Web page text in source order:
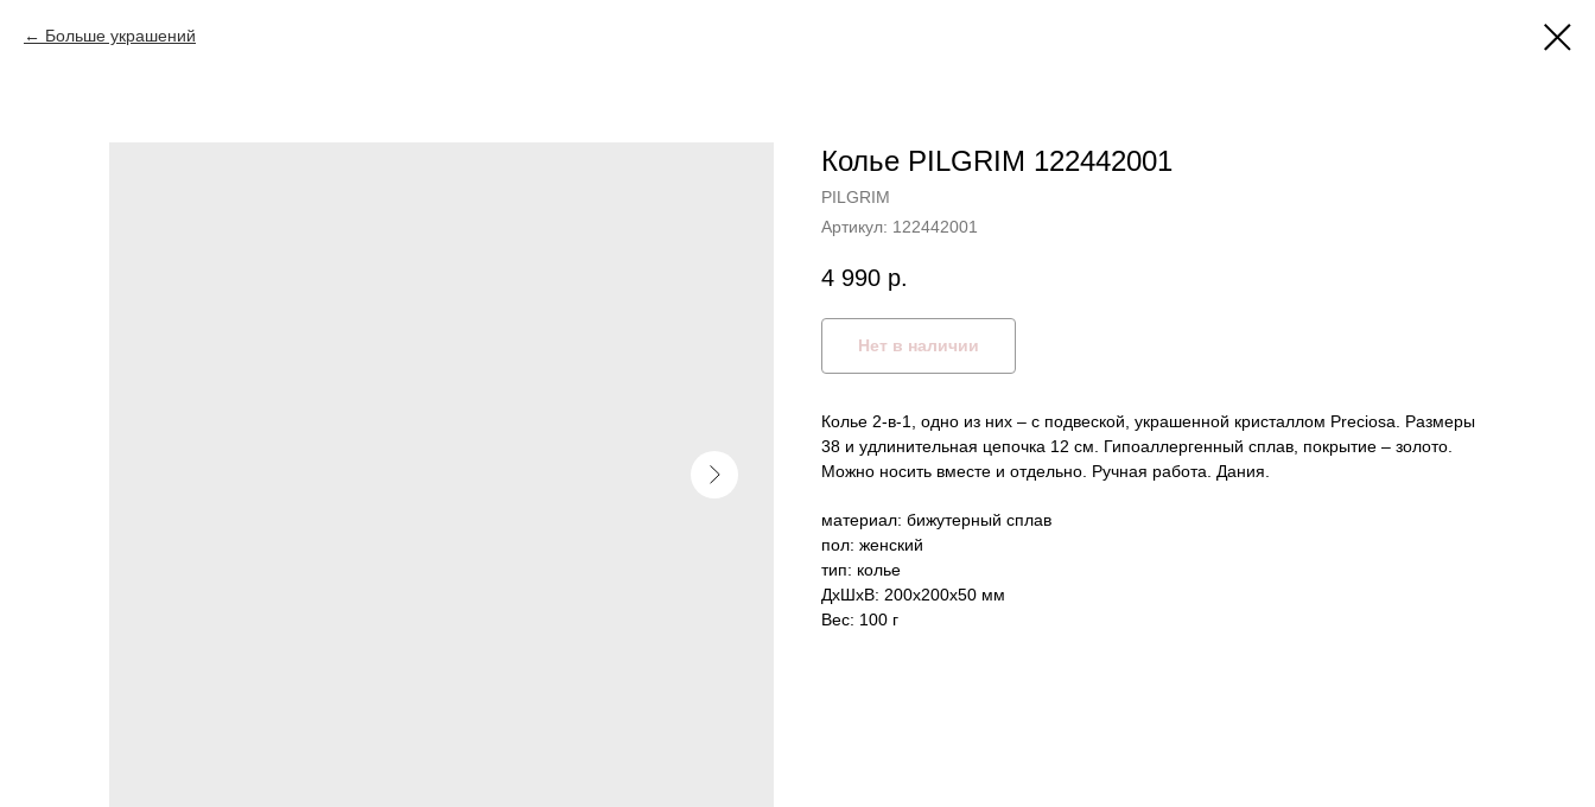
Больше украшений
Колье PILGRIM 122442001
PILGRIM
Артикул: 122442001
4 990 р.
Нет в наличии
Колье 2-в-1, одно из них – с подвеской, украшенной кристаллом Preciosa. Размеры
38 и удлинительная цепочка 12 см. Гипоаллергенный сплав, покрытие – золото.
Можно носить вместе и отдельно. Ручная работа. Дания.
материал: бижутерный сплав
пол: женский
тип: колье
ДxШxВ: 200x200x50 мм
Вес: 100 г